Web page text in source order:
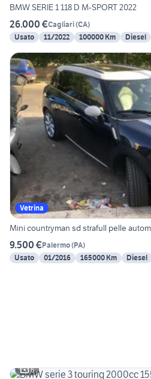
BMW SERIE 1 118 D M-SPORT 2022
26.000 €Cagliari(CA)
Usato
11/2022 100000 Km Diesel
Vetrina
Mini countryman sd strafull pelle
9.500 €Palermo(PA)
Usato
01/2016 165000 Km Diesel
6